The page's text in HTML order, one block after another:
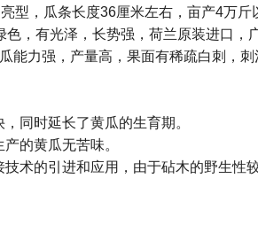
，瓜条长度36厘米左右，亩产4万斤
，有光泽，长势强，荷兰原装进口，
力强，产量高，果面有稀疏白刺，
同时延长了黄瓜的生育期。
的黄瓜无苦味。
术的引进和应用，由于砧木的野生性